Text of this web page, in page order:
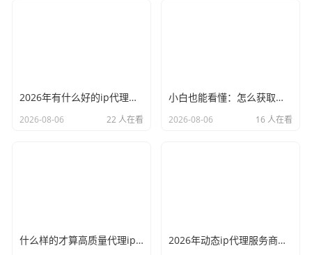
2026年有什么好的ip代理软件？亲测后我只推荐这几个
2026-08-06 22 人在看
小白也能看懂：怎么获取代理ip和端口号，一步步教会你
2026-08-06 16 人在看
什么样的才算高质量代理ip？资深玩家总结了三个硬指标 2026年动态ip代理服务商有哪些？这份清单建议收藏